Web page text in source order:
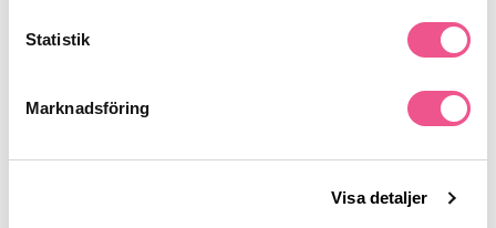
Statistik
Marknadsföring
Visa detaljer